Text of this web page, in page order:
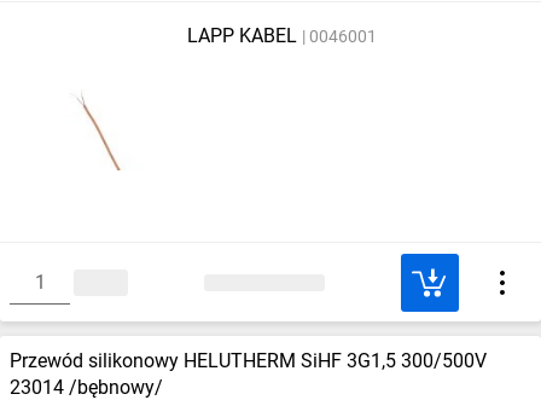
LAPP KABEL 0046001
Przewód silikonowy HELUTHERM SiHF 3G1,5 300/500V
23014 /bębnowy/